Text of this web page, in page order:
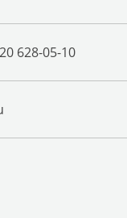
628-05-10